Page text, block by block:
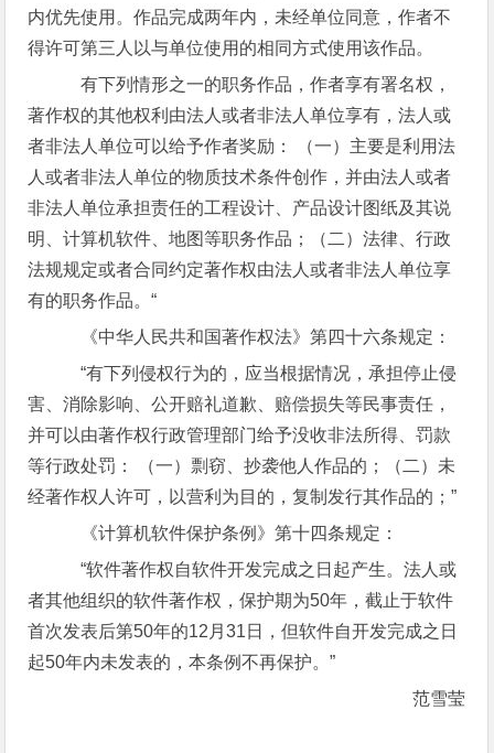
内优先使用。作品完成两年内，未经单位同意，作者不
得许可第三人以与单位使用的相同方式使用该作品。
有下列情形之一的职务作品，作者享有署名权，
著作权的其他权利由法人或者非法人单位享有，法人或
者非法人单位可以给予作者奖励： （一）主要是利用法
人或者非法人单位的物质技术条件创作，并由法人或者
非法人单位承担责任的工程设计、产品设计图纸及其说
明、计算机软件、地图等职务作品；（二）法律、行政
法规规定或者合同约定著作权由法人或者非法人单位享
有的职务作品。“
《中华人民共和国著作权法》第四十六条规定：
“有下列侵权行为的，应当根据情况，承担停止侵
害、消除影响、公开赔礼道歉、赔偿损失等民事责任，
并可以由著作权行政管理部门给予没收非法所得、罚款
等行政处罚： （一）剽窃、抄袭他人作品的；（二）未
经著作权人许可，以营利为目的，复制发行其作品的；”
《计算机软件保护条例》第十四条规定：
“软件著作权自软件开发完成之日起产生。法人或
者其他组织的软件著作权，保护期为50年，截止于软件
首次发表后第50年的12月31日，但软件自开发完成之日
起50年内未发表的，本条例不再保护。”
范雪莹